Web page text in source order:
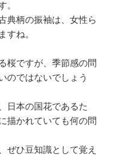
。
典柄の振袖は、女性ら
すね。
桜ですが、季節感の問
のではないでしょう
日本の国花であるた
描かれていても何の問
ぜひ豆知識として覚え